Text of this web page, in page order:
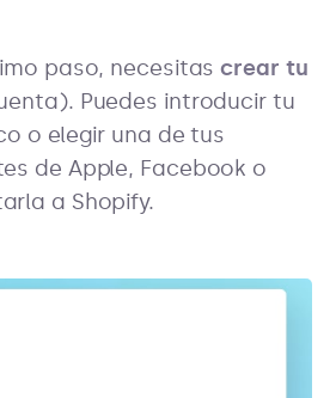
paso, necesitascrear tu
Puedes introducir tu
o elegir una de tus
de Apple, Facebook o
a Shopify.